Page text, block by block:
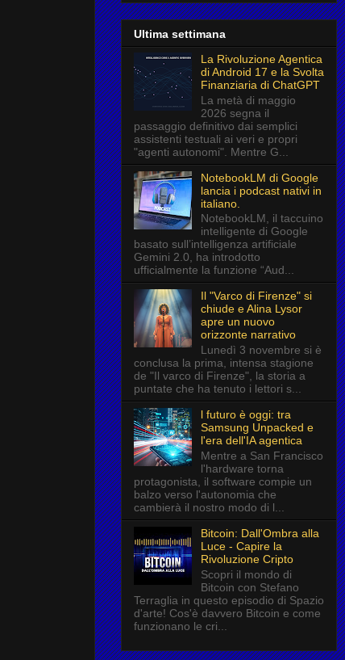
Ultima settimana
La Rivoluzione Agentica
di Android 17 e la Svolta
Finanziaria di ChatGPT
La metà di maggio
2026 segna il
passaggio definitivo dai semplici
assistenti testuali ai veri e propri
"agenti autonomi". Mentre G...
NotebookLM di Google
lancia i podcast nativi in
italiano.
NotebookLM, il taccuino
intelligente di Google
basato sull’intelligenza artificiale
Gemini 2.0, ha introdotto
ufficialmente la funzione “Aud...
Il "Varco di Firenze" si
chiude e Alina Lysor
apre un nuovo
orizzonte narrativo
Lunedì 3 novembre si è
conclusa la prima, intensa stagione
de "Il varco di Firenze", la storia a
puntate che ha tenuto i lettori s...
l futuro è oggi: tra
Samsung Unpacked e
l'era dell'IA agentica
Mentre a San Francisco
l'hardware torna
protagonista, il software compie un
balzo verso l'autonomia che
cambierà il nostro modo di l...
Bitcoin: Dall'Ombra alla
Luce - Capire la
Rivoluzione Cripto
Scopri il mondo di
Bitcoin con Stefano
Terraglia in questo episodio di Spazio
d'arte! Cos'è davvero Bitcoin e come
funzionano le cri...